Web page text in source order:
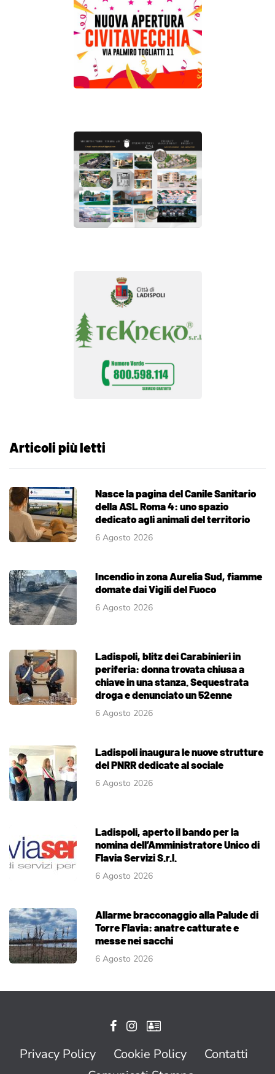
Articoli più letti
Nasce la pagina del Canile Sanitario
della ASL Roma 4: uno spazio
dedicato agli animali del territorio
6 Agosto 2026
Incendio in zona Aurelia Sud, fiamme
domate dai Vigili del Fuoco
6 Agosto 2026
Ladispoli, blitz dei Carabinieri in
periferia: donna trovata chiusa a
chiave in una stanza. Sequestrata
droga e denunciato un 52enne
6 Agosto 2026
Ladispoli inaugura le nuove strutture
del PNRR dedicate al sociale
6 Agosto 2026
Ladispoli, aperto il bando per la
nomina dell’Amministratore Unico di
Flavia Servizi S.r.l.
6 Agosto 2026
Allarme bracconaggio alla Palude di
Torre Flavia: anatre catturate e
messe nei sacchi
6 Agosto 2026
Privacy Policy Cookie Policy
Contatti